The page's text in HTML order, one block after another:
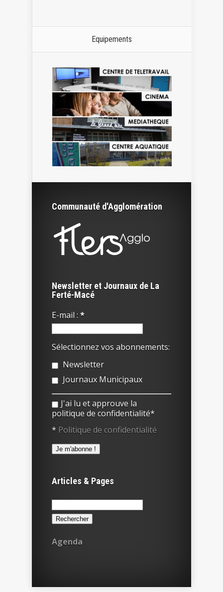
Equipements
Communauté d'Agglomération
Newsletter et Journaux de La
Ferté-Macé
E-mail : *
Sélectionnez vos abonnements:
Newsletter
Journaux Municipaux
J'ai lu et approuve la
politique de confidentialité*
* Politique de confidentialité
Articles & Pages
Rechercher :
Agenda